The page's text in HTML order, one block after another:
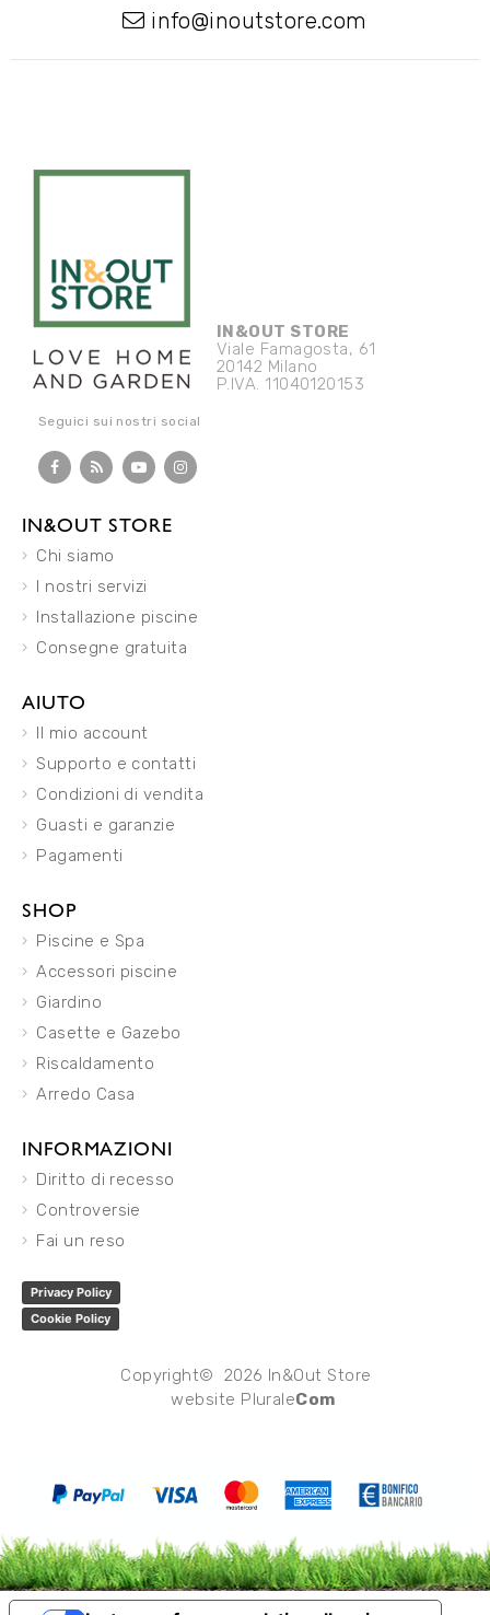
info@inoutstore.com
IN&OUT STORE
Viale Famagosta, 61
20142 Milano
P.IVA. 11040120153
Seguici sui nostri social
IN&OUT STORE
Chi siamo
I nostri servizi
Installazione piscine
Consegne gratuita
AIUTO
Il mio account
Supporto e contatti
Condizioni di vendita
Guasti e garanzie
Pagamenti
SHOP
Piscine e Spa
Accessori piscine
Giardino
Casette e Gazebo
Riscaldamento
Arredo Casa
INFORMAZIONI
Diritto di recesso
Controversie
Fai un reso
Privacy Policy
Cookie Policy
Copyright© 2026 In&Out Store
website PluraleCom